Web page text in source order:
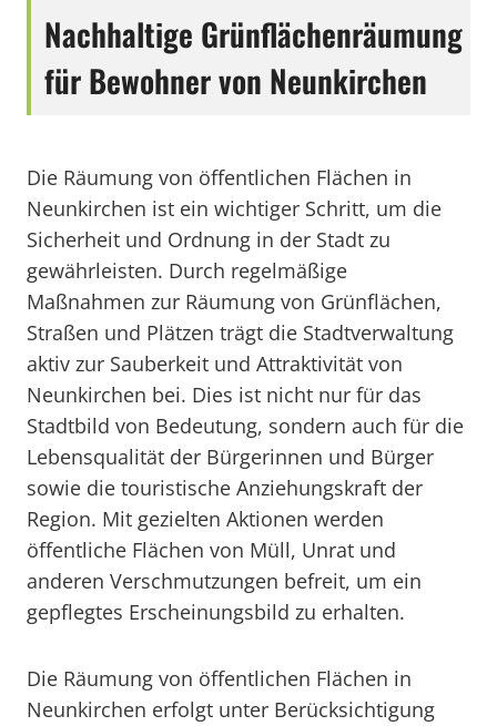
Nachhaltige Grünflächenräumung
für Bewohner von Neunkirchen
Die Räumung von öffentlichen Flächen in
Neunkirchen ist ein wichtiger Schritt, um die
Sicherheit und Ordnung in der Stadt zu
gewährleisten. Durch regelmäßige
Maßnahmen zur Räumung von Grünflächen,
Straßen und Plätzen trägt die Stadtverwaltung
aktiv zur Sauberkeit und Attraktivität von
Neunkirchen bei. Dies ist nicht nur für das
Stadtbild von Bedeutung, sondern auch für die
Lebensqualität der Bürgerinnen und Bürger
sowie die touristische Anziehungskraft der
Region. Mit gezielten Aktionen werden
öffentliche Flächen von Müll, Unrat und
anderen Verschmutzungen befreit, um ein
gepflegtes Erscheinungsbild zu erhalten.
Die Räumung von öffentlichen Flächen in
Neunkirchen erfolgt unter Berücksichtigung